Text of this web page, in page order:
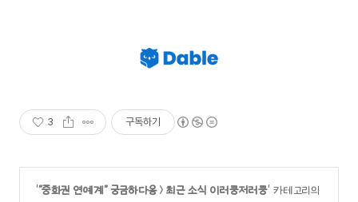
3 구독하기
'"중화권 연예계" 궁금하다옹> 최근 소식 이러쿵저러쿵' 카테고리의